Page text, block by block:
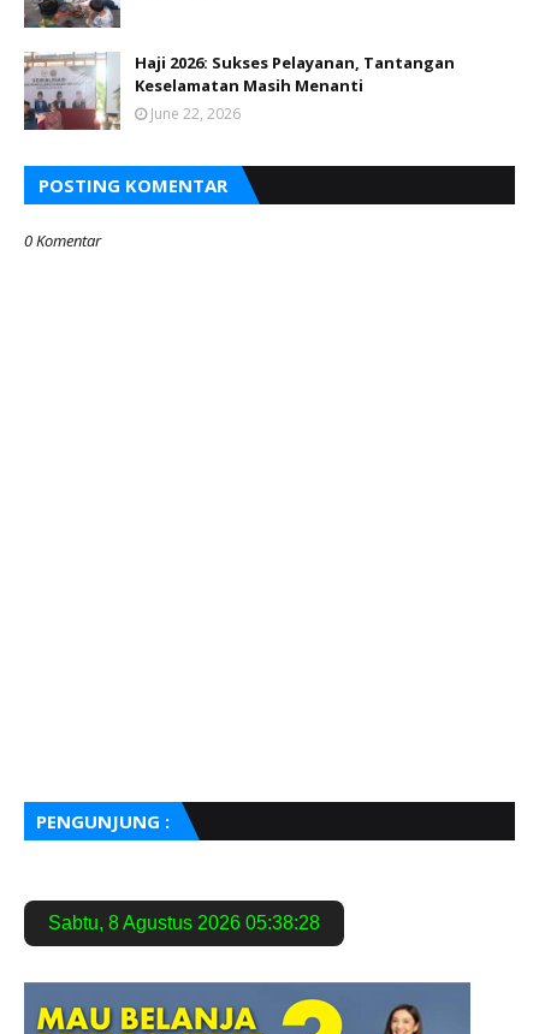
Haji 2026: Sukses Pelayanan, Tantangan
Keselamatan Masih Menanti
June 22, 2026
POSTING KOMENTAR
0 Komentar
PENGUNJUNG :
Sabtu, 8 Agustus 2026 05:38:29